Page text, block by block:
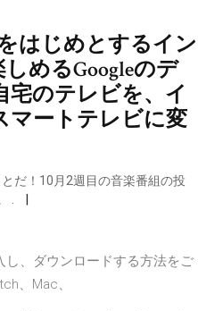
はじめとするイン
めるGoogleのデ
のテレビを、イ
マートテレビに変
だ！10月2週目の音楽番組の投
.
、ダウンロードする方法をご
、Mac、